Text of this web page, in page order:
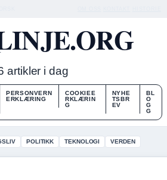
artikler i dag
PERSONVERN
ERKLÆRING
COOKIEE
RKLÆRIN
G
NYHE
TSBR
EV
BL
O
G
G
POLITIKK TEKNOLOGI VERDEN